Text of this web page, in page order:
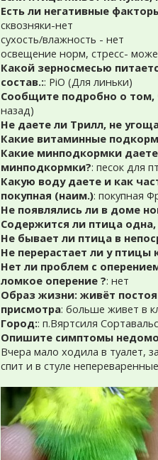
Есть ли негативные
сквозняки-нет
сухость/влажность - нет
освещение норм, стресс-
Какой зерносмесью
состав.:: РiO (Для линьки)
Сообщите подробно о
назад)
Не даете ли Трилл, не
Какие витаминные
Какие минподкормки
минподкормки?: песок для
Какую воду даете и как
покупная (наим.): покупная
Не появлялись ли в доме
Содержится ли птица одна,
Не бывает ли птица в
Не перерастает ли у птицы
Нет ли проблем с
ломкое оперение ?: нет
Образ жизни: живёт
присмотра: больше живет в
Город:: п.Вяртсиля
Опишите симптомы
Вчера мало ходила в туалет,
спит и в стуле